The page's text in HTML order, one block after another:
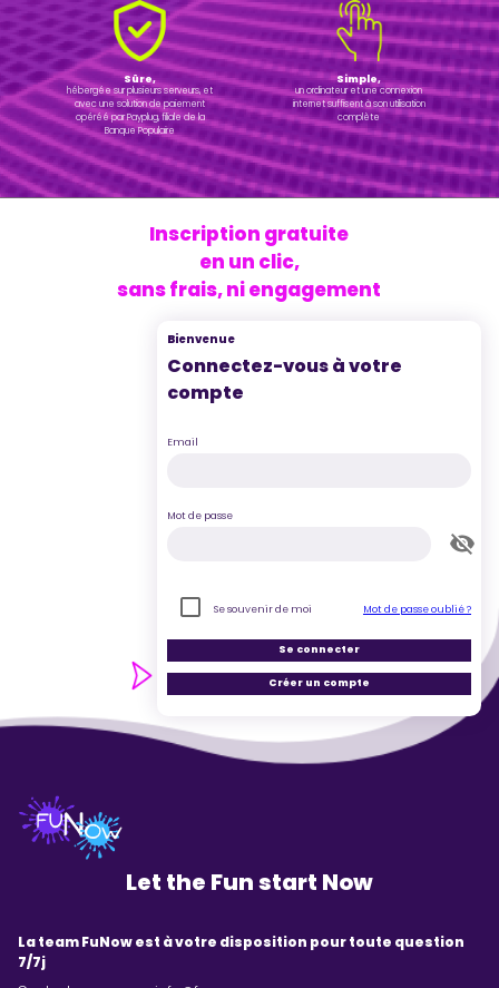
Sûre,
hébergée sur plusieurs serveurs, et
avec une solution de paiement
opéréé par Payplug, filiale de la
Banque Populaire
Simple,
un ordinateur et une connexion
internet suffisent à son utilisation
complète
Inscription gratuite
en un clic,
sans frais, ni engagement
Bienvenue
Connectez-vous à votre
compte
Email
Mot de passe
Se souvenir de moi Mot de passe oublié ?
Se connecter
Créer un compte
Let the Fun start Now
La team FuNow est à votre disposition pour toute question
7/7j